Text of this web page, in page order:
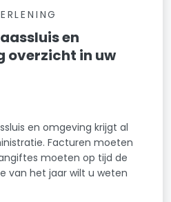
en
overzicht in uw
en omgeving krijgt al
Facturen moeten
moeten op tijd de
van het jaar wilt u weten